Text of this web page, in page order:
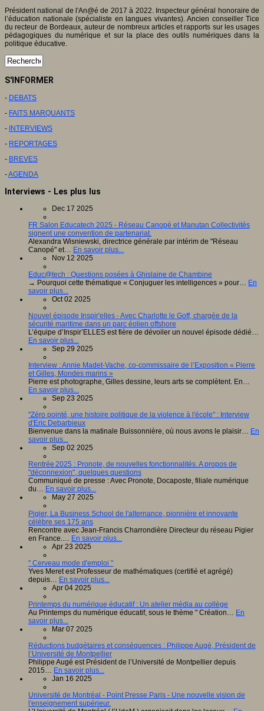
Président national de l'An@é de 2017 à 2022. Inspecteur général honoraire de
l’éducation nationale (spécialiste en langues vivantes). Ancien conseiller Tice
du recteur de Bordeaux, auteur de nombreux articles et rapports sur les usages
pédagogiques du numérique et sur la place des outils numériques dans la
politique éducative.
S'INFORMER
- DEBATS
- FAITS MARQUANTS
- INTERVIEWS
- REPORTAGES
- BREVES
-AGENDA
Interviews - Les plus lus
Dec 17 2025
FR Salon Educatech 2025 - Réseau Canopé et Manutan Collectivités
signent une convention de partenariat.
Alexandra Wisniewski, directrice générale par intérim de "Réseau
Canopé" et… En savoir plus...
Nov 12 2025
Educ@tech : Questions posées à Ghislaine de Chambine
→ Pourquoi cette thématique « Conjuguer les intelligences » pour… En
savoir plus...
Oct 02 2025
Nouvel épisode Inspir'elles - Avec Charlotte le Goff, chargée de la
sécurité maritime dans un parc éolien offshore
L’équipe d’Inspir’ELLES est fière de dévoiler un nouvel épisode dédié…
En savoir plus...
Sep 29 2025
Interview : Annie Madet-Vache, co-commissaire de l’Exposition « Pierre
et Gilles, Mondes marins »
Pierre est photographe, Gilles dessine, leurs arts se complètent. En…
En savoir plus...
Sep 23 2025
"Zéro pointé, une histoire politique de la violence à l'école" : Interview
d'Eric Debarbieux
Bienvenue dans la matinale Buissonnière, où nous avons le plaisir… En
savoir plus...
Sep 02 2025
Rentrée 2025 : Pronote, de nouvelles fonctionnalités. A propos de
"déconnexion", quelques questions
Communiqué de presse : Avec Pronote, Docaposte, filiale numérique
du… En savoir plus...
May 27 2025
Pigier, La Business School de l'alternance, pionnière et innovante
célèbre ses 175 ans
Rencontre avec Jean-Francis Charrondière Directeur du réseau Pigier
en France.… En savoir plus...
Apr 23 2025
" Cerveau mode d'emploi "
Yves Meret est Professeur de mathématiques (certifié et agrégé)
depuis… En savoir plus...
Apr 04 2025
Printemps du numérique éducatif : Un atelier média au collège
Au Printemps du numérique éducatif, sous le thème " Création… En
savoir plus...
Mar 07 2025
Réductions budgétaires et conséquences : Philippe Augé, Président de
l’Université de Montpellier
Philippe Augé est Président de l’Université de Montpellier depuis
2015… En savoir plus...
Jan 16 2025
Université de Montréal - Point Presse Paris - Une nouvelle vision de
l'enseignement supérieur.